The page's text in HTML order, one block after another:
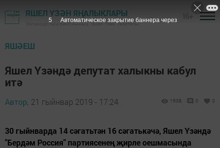
ЯШЕЛ ҮЗӘН ЯҢАЛЫКЛАРЫ
Зеленодольск районының "Яшел Үзән" газетасы
ЯШӘЕШ
Яшел Үзәндә депутат халыкны кабул
итә
Автор, 21 гыйнвар 2019 - 17:24 1638 0 0
30 гыйнварда 14 сәгатьтән 16 сәгатькәчә, Яшел Үзәндә
"Бердәм Россия" партиясенең җирле оешмасында
4 Автоматическое закрытие баннера через